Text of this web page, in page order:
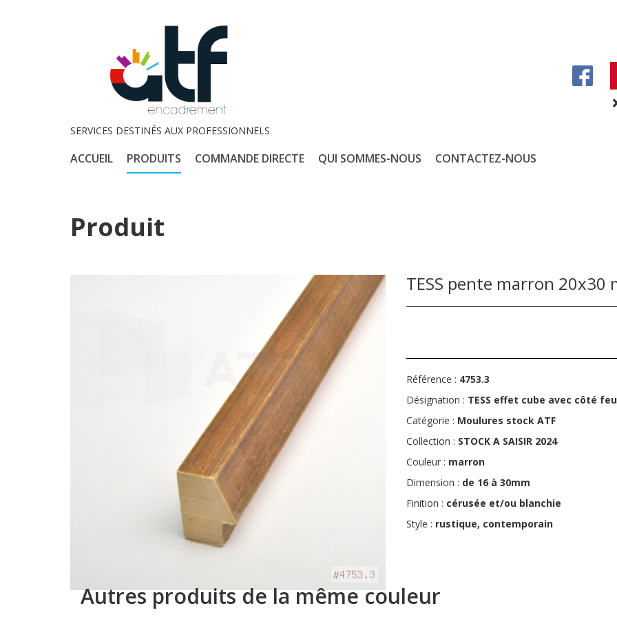
SERVICES DESTINÉS AUX PROFESSIONNELS
ACCUEIL PRODUITS COMMANDE DIRECTE QUI SOMMES-NOUS CONTACTEZ-NOUS
Produit
TESS pente marron 20x30
Référence : 4753.3
Désignation : TESS effet cube avec côté
Catégorie : Moulures stock ATF
Collection : STOCK A SAISIR 2024
Couleur : marron
Dimension : de 16 à 30mm
Finition : cérusée et/ou blanchie
Style : rustique, contemporain
Autres produits de la même couleur